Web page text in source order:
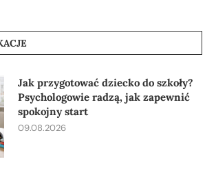
Jak przygotować dziecko do szkoły?
Psychologowie radzą, jak zapewnić
spokojny start
09.08.2026